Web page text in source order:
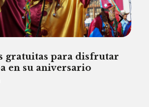
gratuitas para disfrutar
en su aniversario